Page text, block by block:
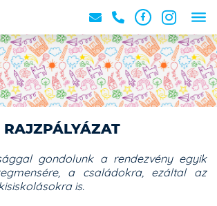
RAJZPÁLYÁZAT
gondolunk a rendezvény egyik
a családokra, ezáltal az
is.